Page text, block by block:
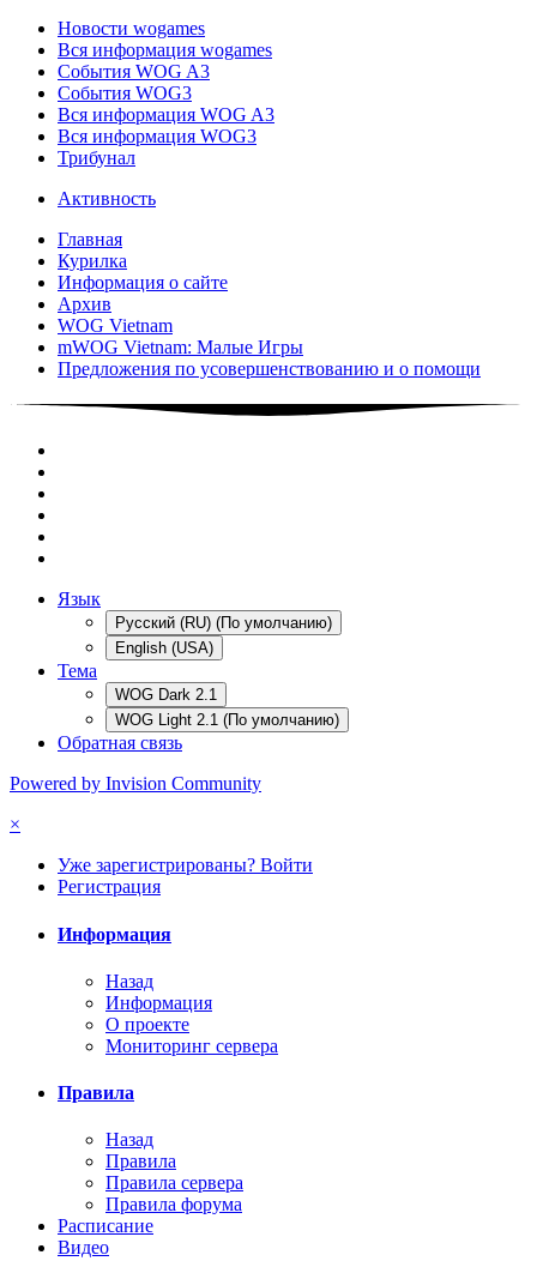
Новости wogames
Вся информация wogames
События WOG A3
События WOG3
Вся информация WOG A3
Вся информация WOG3
Трибунал
Активность
Главная
Курилка
Информация о сайте
Архив
WOG Vietnam
mWOG Vietnam: Малые Игры
Предложения по усовершенствованию и о помощи
Язык
Русский (RU) (По умолчанию)
English (USA)
Тема
WOG Dark 2.1
WOG Light 2.1 (По умолчанию)
Обратная связь
Powered by Invision Community
×
Уже зарегистрированы? Войти
Регистрация
Информация
Назад
Информация
О проекте
Мониторинг сервера
Правила
Назад
Правила
Правила сервера
Правила форума
Расписание
Видео